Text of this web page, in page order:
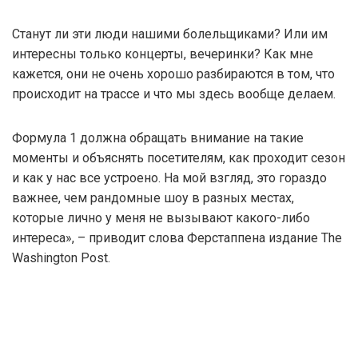
Станут ли эти люди нашими болельщиками? Или им
интересны только концерты, вечеринки? Как мне
кажется, они не очень хорошо разбираются в том, что
происходит на трассе и что мы здесь вообще делаем.
Формула 1 должна обращать внимание на такие
моменты и объяснять посетителям, как проходит сезон
и как у нас все устроено. На мой взгляд, это гораздо
важнее, чем рандомные шоу в разных местах,
которые лично у меня не вызывают какого-либо
интереса», – приводит слова Ферстаппена издание The
Washington Post.